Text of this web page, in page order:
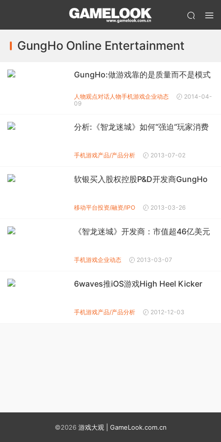
GungHo Online Entertainment
GungHo:做游戏靠的是质量而不是模式
人物观点对话人物手机游戏企业动态
2014-04-
09
分析:《智龙迷城》如何“强迫”玩家消费
手机游戏产品/产品分析 2013-07-02
软银买入股权控股P&D开发商GungHo
移动平台投资/融资/IPO 2013-03-26
《智龙迷城》开发商：市值超46亿美元
手机游戏企业动态 2013-03-07
6waves推iOS游戏High Heel Kicker
手机游戏产品/产品分析 2012-12-03
©2026 游戏大观 | GameLook.com.cn